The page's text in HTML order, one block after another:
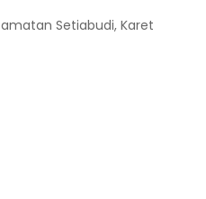
Setiabudi, Karet